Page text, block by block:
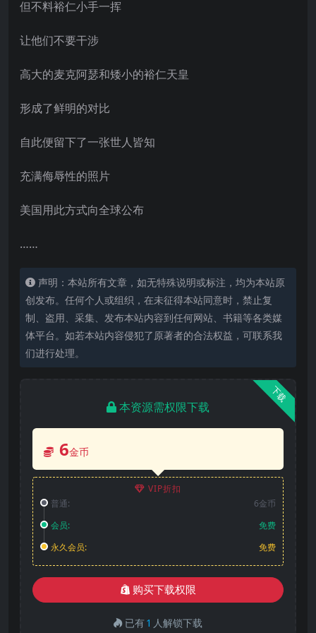
但不料裕仁小手一挥
让他们不要干涉
高大的麦克阿瑟和矮小的裕仁天皇
形成了鲜明的对比
自此便留下了一张世人皆知
充满侮辱性的照片
美国用此方式向全球公布
……
声明：本站所有文章，如无特殊说明或标注，均为本站原
创发布。任何个人或组织，在未征得本站同意时，禁止复
制、盗用、采集、发布本站内容到任何网站、书籍等各类媒
体平台。如若本站内容侵犯了原著者的合法权益，可联系我
们进行处理。
下载
本资源需权限下载
6金币
VIP折扣
普通:
6金币
会员:
免费
永久会员:
免费
购买下载权限
已有1 人解锁下载